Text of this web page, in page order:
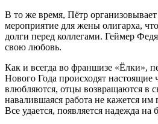
В то же время, Пётр
мероприятие для жены олигарха,
долги перед коллегами. Геймер
свою любовь.
Как и всегда во франшизе «Ёлки»,
Нового Года происходят настоящие
влюбляются, отцы возвращаются в
навалившаяся работа не кажется
Все удается, появляется надежда на